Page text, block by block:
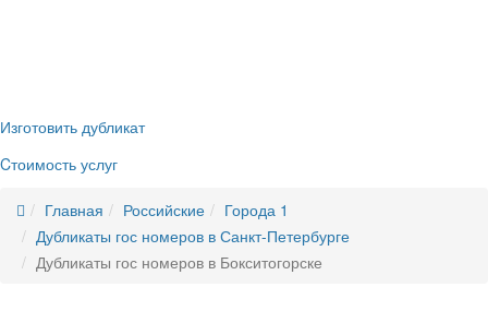
Изготовить дубликат
Cтоимость услуг
Главная Российские
Города 1
Дубликаты гос номеров в Санкт-Петербурге
Дубликаты гос номеров в Бокситогорске